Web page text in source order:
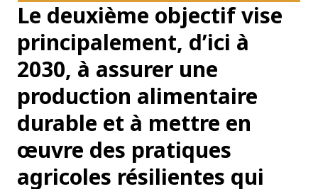
Le deuxième objectif vise
principalement, d’ici à
2030, à assurer une
production alimentaire
durable et à mettre en
œuvre des pratiques
agricoles résilientes qui